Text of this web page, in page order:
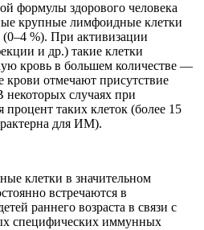
формулы здорового человека
крупные лимфоидные клетки
%). При активизации
и др.) такие клетки
кровь в большем количестве —
крови отмечают присутствие
случаях при
процент таких клеток (более 15
для ИМ).
клетки в значительном
встречаются в
раннего возраста в связи с
специфических иммунных